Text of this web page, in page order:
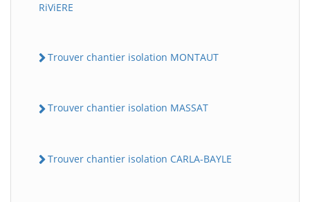
RiViERE
Trouver chantier isolation MONTAUT
Trouver chantier isolation MASSAT
Trouver chantier isolation CARLA-BAYLE